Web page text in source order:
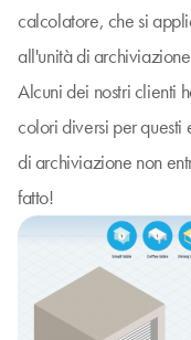
calcolatore, che si
all'unità di
Alcuni dei nostri clienti
colori diversi per
di archiviazione non
fatto!